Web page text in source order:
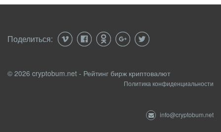
Поделиться:
© 2026 cryptobum.net - Рейтинг бирж криптовалют
Политика конфиденциальности
info@cryptobum.net